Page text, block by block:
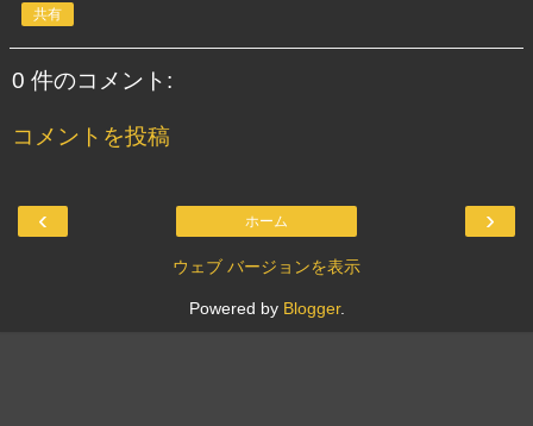
共有
0 件のコメント:
コメントを投稿
‹ ›
ホーム
ウェブ バージョンを表示
Powered by Blogger.